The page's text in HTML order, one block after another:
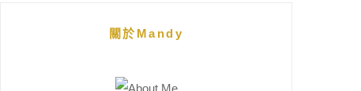
關於Mandy